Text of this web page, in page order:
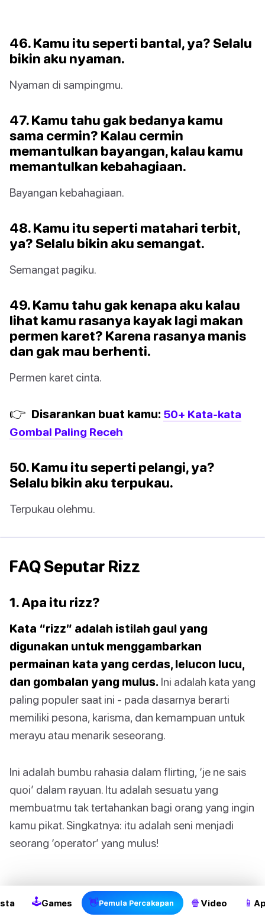
46. Kamu itu seperti bantal, ya? Selalu
bikin aku nyaman.
Nyaman di sampingmu.
47. Kamu tahu gak bedanya kamu
sama cermin? Kalau cermin
memantulkan bayangan, kalau kamu
memantulkan kebahagiaan.
Bayangan kebahagiaan.
48. Kamu itu seperti matahari terbit,
ya? Selalu bikin aku semangat.
Semangat pagiku.
49. Kamu tahu gak kenapa aku kalau
lihat kamu rasanya kayak lagi makan
permen karet? Karena rasanya manis
dan gak mau berhenti.
Permen karet cinta.
👉 Disarankan buat kamu: 50+ Kata-kata
Gombal Paling Receh
50. Kamu itu seperti pelangi, ya?
Selalu bikin aku terpukau.
Terpukau olehmu.
FAQ Seputar Rizz
1. Apa itu rizz?
Kata “rizz” adalah istilah gaul yang
digunakan untuk menggambarkan
permainan kata yang cerdas, lelucon lucu,
dan gombalan yang mulus. Ini adalah kata yang
paling populer saat ini - pada dasarnya berarti
memiliki pesona, karisma, dan kemampuan untuk
merayu atau menarik seseorang.
Ini adalah bumbu rahasia dalam flirting, ‘je ne sais
quoi’ dalam rayuan. Itu adalah sesuatu yang
membuatmu tak tertahankan bagi orang yang ingin
kamu pikat. Singkatnya: itu adalah seni menjadi
seorang ‘operator’ yang mulus!
🕹Games 👋Pemula Percakapan 🍿 Video 📱